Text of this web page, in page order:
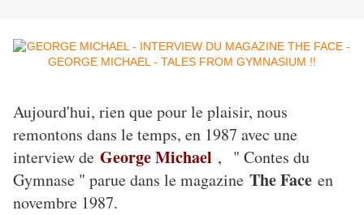
Aujourd'hui, rien que pour le plaisir, nous
remontons dans le temps, en 1987 avec une
interview de George Michael , " Contes du
Gymnase " parue dans le magazine The Face en
novembre 1987.